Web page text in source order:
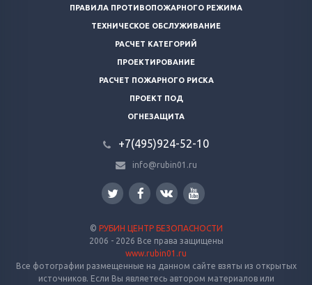
ПРАВИЛА ПРОТИВОПОЖАРНОГО РЕЖИМА
ТЕХНИЧЕСКОЕ ОБСЛУЖИВАНИЕ
РАСЧЕТ КАТЕГОРИЙ
ПРОЕКТИРОВАНИЕ
РАСЧЕТ ПОЖАРНОГО РИСКА
ПРОЕКТ ПОД
ОГНЕЗАЩИТА
+7(495)924-52-10
info@rubin01.ru
© РУБИН ЦЕНТР БЕЗОПАСНОСТИ
2006 - 2026 Все права защищены
www.rubin01.ru
Все фотографии размещенные на данном сайте взяты из открытых
источников. Если Вы являетесь автором материалов или